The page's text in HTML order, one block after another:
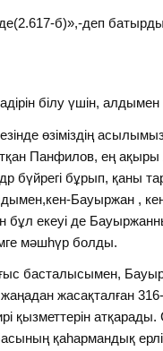
б)»,-деп
білу үшін,
өзіміздің
Панфилов, ең ақыры
бүйрегі бұрып, қаны
Бауыржан ,
екеуі де
мәшһүр болды.
басталысымен,
жасақталған
қызметтерін
қаһармандық